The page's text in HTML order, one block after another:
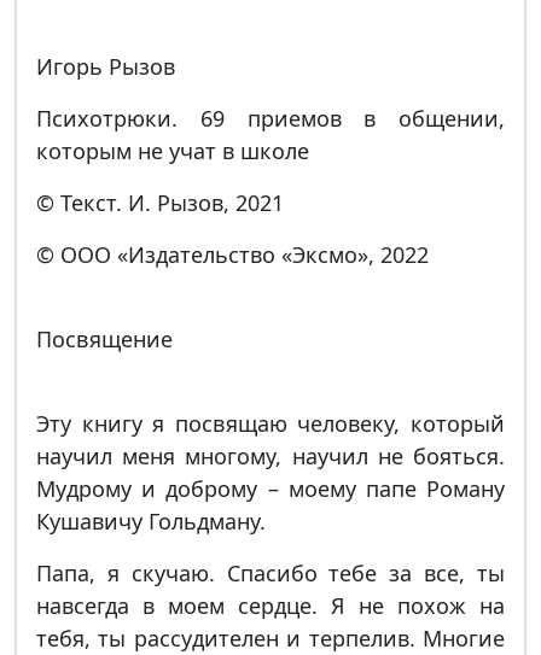
Игорь Рызов
Психотрюки. 69 приемов в общении,
которым не учат в школе
© Текст. И. Рызов, 2021
© ООО «Издательство «Эксмо», 2022
Посвящение
Эту книгу я посвящаю человеку, который
научил меня многому, научил не бояться.
Мудрому и доброму – моему папе Роману
Кушавичу Гольдману.
Папа, я скучаю. Спасибо тебе за все, ты
навсегда в моем сердце. Я не похож на
тебя, ты рассудителен и терпелив. Многие